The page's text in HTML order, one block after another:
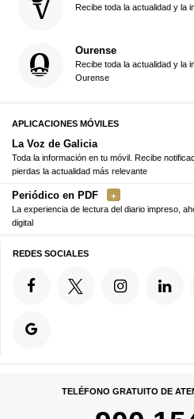
Recibe toda la actualidad y la
Ourense
Recibe toda la actualidad y la
Ourense
APLICACIONES MÓVILES
La Voz de Galicia
Toda la información en tu móvil. Recibe
pierdas la actualidad más relevante
Periódico en PDF
La experiencia de lectura del diario impreso,
digital
REDES SOCIALES
TELÉFONO GRATUITO DE